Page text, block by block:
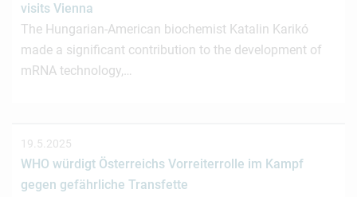
visits Vienna
The Hungarian-American biochemist Katalin Karikó
made a significant contribution to the development of
mRNA technology,…
19.5.2025
WHO würdigt Österreichs Vorreiterrolle im Kampf
gegen gefährliche Transfette